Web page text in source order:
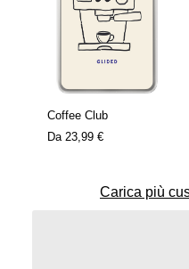
Coffee Club
Da 23,99 €
Carica più